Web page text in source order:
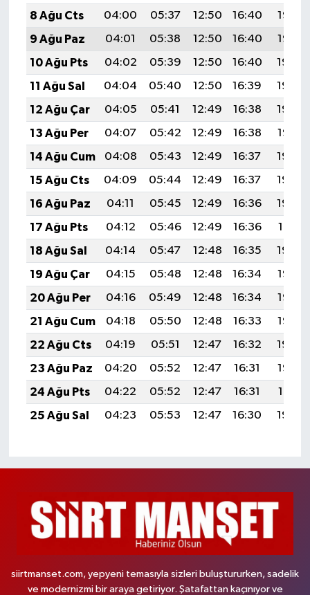
8 Ağu Cts
04:00 05:37 12:50 16:40
19:53
9 Ağu Paz
04:01 05:38 12:50 16:40
19:52
10 Ağu Pts
04:02 05:39 12:50 16:40
19:50
11 Ağu Sal
04:04 05:40 12:50 16:39
19:49
12 Ağu Çar
04:05 05:41 12:49 16:38
19:48
13 Ağu Per
04:07 05:42 12:49 16:38
19:47
14 Ağu Cum
04:08 05:43 12:49 16:37
19:45
15 Ağu Cts
04:09 05:44 12:49 16:37
19:44
16 Ağu Paz
04:11 05:45 12:49 16:36
19:43
17 Ağu Pts
04:12 05:46 12:49 16:36
19:41
18 Ağu Sal
04:14 05:47 12:48 16:35
19:40
19 Ağu Çar
04:15 05:48 12:48 16:34
19:38
20 Ağu Per
04:16 05:49 12:48 16:34
19:37
21 Ağu Cum
04:18 05:50 12:48 16:33
19:36
22 Ağu Cts
04:19 05:51 12:47 16:32
19:34
23 Ağu Paz
04:20 05:52 12:47 16:31
19:33
24 Ağu Pts
04:22 05:52 12:47 16:31
19:31
25 Ağu Sal
04:23 05:53 12:47 16:30 19:30
siirtmanset.com, yepyeni temasıyla sizleri buluştururken, sadelik
ve modernizmi bir araya getiriyor. Şatafattan kaçınıyor ve